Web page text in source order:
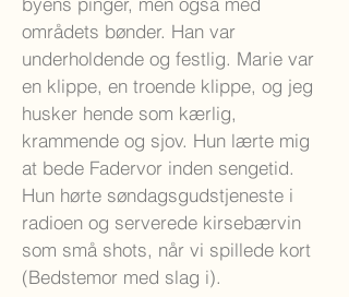
områdets bønder. Han var
underholdende og festlig. Marie var
en klippe, en troende klippe, og jeg
husker hende som kærlig,
krammende og sjov. Hun lærte mig
at bede Fadervor inden sengetid.
Hun hørte søndagsgudstjeneste i
radioen og serverede kirsebærvin
som små shots, når vi spillede kort
(Bedstemor med slag i).